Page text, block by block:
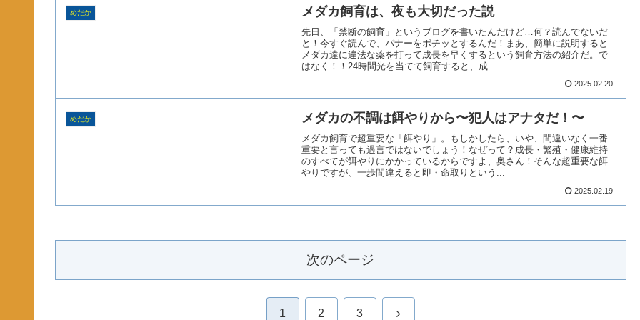
めだか メダカ飼育は、夜も大切だった説
先日、「禁断の飼育」というブログを書いたんだけど…何？読んでないだ
と！今すぐ読んで、バナーをポチッとするんだ！まあ、簡単に説明すると
メダカ達に違法な薬を打って成長を早くするという飼育方法の紹介だ。で
はなく！！24時間光を当てて飼育すると、成...
2025.02.20
めだか メダカの不調は餌やりから〜犯人はアナタだ！〜
メダカ飼育で超重要な「餌やり」。もしかしたら、いや、間違いなく一番
重要と言っても過言ではないでしょう！なぜって？成長・繁殖・健康維持
のすべてが餌やりにかかっているからですよ、奥さん！そんな超重要な餌
やりですが、一歩間違えると即・命取りという...
2025.02.19
次のページ
1 2 3 次